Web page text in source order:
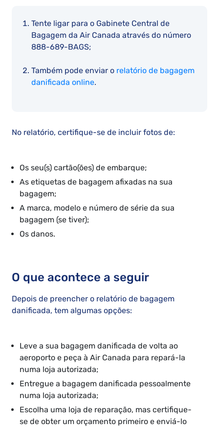
Tente ligar para o Gabinete Central de
Bagagem da Air Canada através do número
888-689-BAGS;
Também pode enviar o relatório de bagagem
danificada online.
No relatório, certifique-se de incluir fotos de:
Os seu(s) cartão(ões) de embarque;
As etiquetas de bagagem afixadas na sua
bagagem;
A marca, modelo e número de série da sua
bagagem (se tiver);
Os danos.
O que acontece a seguir
Depois de preencher o relatório de bagagem
danificada, tem algumas opções:
Leve a sua bagagem danificada de volta ao
aeroporto e peça à Air Canada para repará-la
numa loja autorizada;
Entregue a bagagem danificada pessoalmente
numa loja autorizada;
Escolha uma loja de reparação, mas certifique-
se de obter um orçamento primeiro e enviá-lo